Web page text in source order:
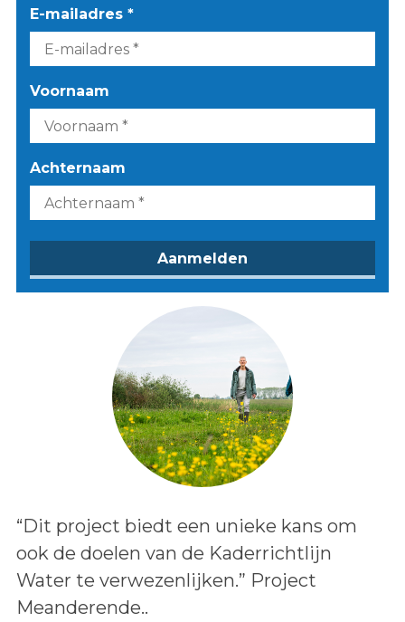
E-mailadres *
Voornaam
Achternaam
Lees het bericht:
“Dit project biedt een unieke kans om
ook de doelen van de Kaderrichtlijn
Water te verwezenlijken.” Project
Meanderende..